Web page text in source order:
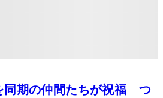
同期の仲間たちが祝福 つ